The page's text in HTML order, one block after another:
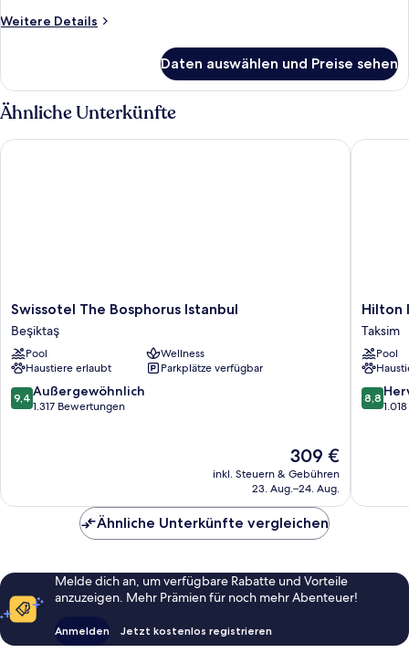
Weitere Details
Weitere
Zimmer,
2 Einzelbetten
Daten auswählen und Preise sehen
Ähnliche Unterkünfte
Swissotel
The
Bosphorus
Istanbul
Beşiktaş
Swissotel The Bosphorus Istanbul
Beşiktaş
Pool
Wellness
Haustiere erlaubt
Parkplätze verfügbar
9.4
von
9,4 Außergewöhnlich
1.317 Bewertungen
Der
Preis
beträgt
309 €
inkl. Steuern & Gebühren
23. Aug.–24. Aug.
Swissotel The Bosphorus Istanbul
Hilton
Istanbul
Taksim
Hilton
Taksim
Pool
8.8
von
8,8
Hilton
Ähnliche Unterkünfte vergleichen
Melde dich an, um verfügbare Rabatte und Vorteile
anzuzeigen. Mehr Prämien für noch mehr Abenteuer!
Anmelden Jetzt kostenlos registrieren